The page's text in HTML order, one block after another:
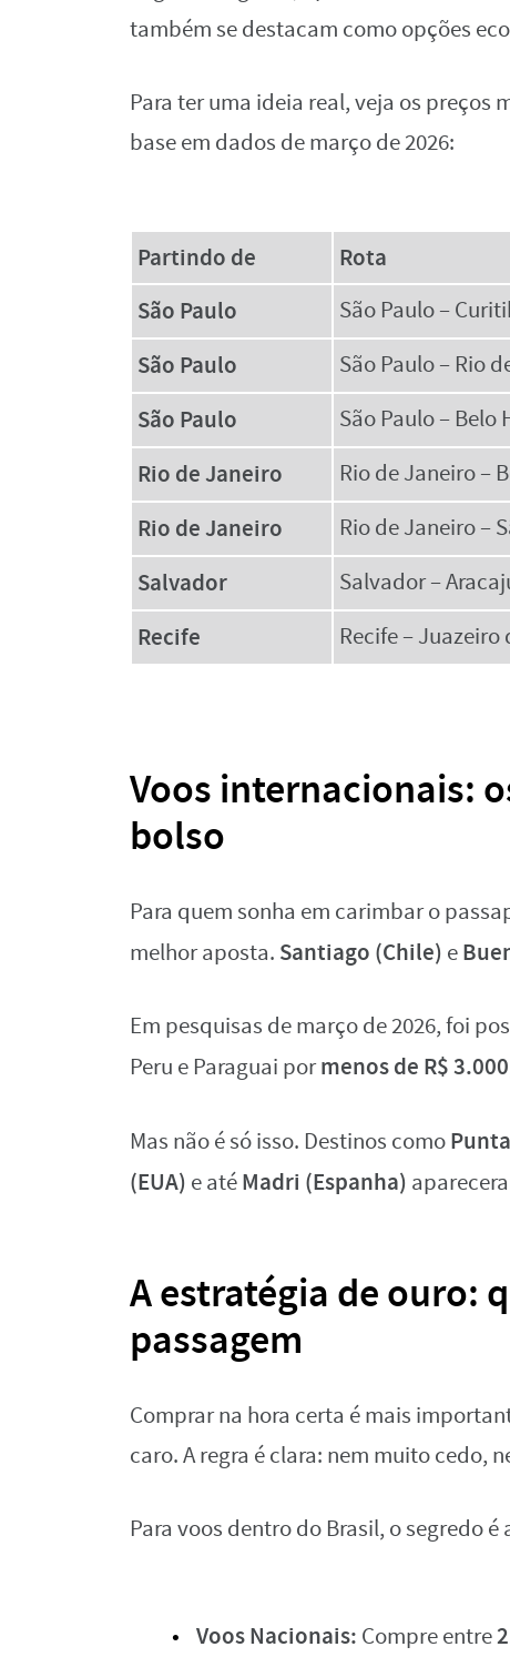
também se destacam como opções
Para ter uma ideia real, veja os preços
base em dados de março de 2026:
Partindo de Rota
São Paulo
São Paulo –
São Paulo São Paulo – Rio
São Paulo São Paulo – Belo
Rio de Janeiro Rio de Janeiro –
Rio de Janeiro Rio de Janeiro –
Salvador Salvador –
Recife Recife – Juazeiro
Voos internacionais:
bolso
Para quem sonha em carimbar o
melhor aposta. Santiago (Chile) e
Em pesquisas de março de 2026, foi
Peru e Paraguai pormenos de R$ 3.000
Mas não é só isso. Destinos como
(EUA) e atéMadri (Espanha)
A estratégia de ouro:
passagem
Comprar na hora certa é mais
caro. A regra é clara: nem muito cedo,
Para voos dentro do Brasil, o segredo
Voos Nacionais: Compre entre